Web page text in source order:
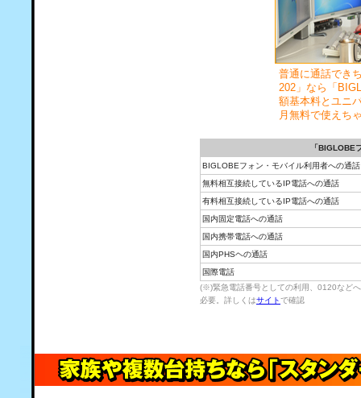
普通に通話でき
202」なら「
額基本料とユニ
月無料で使えち
「BIGLOBE
BIGLOBEフォン・モバイル利用者への通話
無料相互接続しているIP電話への通話
有料相互接続しているIP電話への通話
国内固定電話への通話
国内携帯電話への通話
国内PHSヘの通話
国際電話
(※)緊急電話番号としての利用、0120など
必要。詳しくはサイトで確認